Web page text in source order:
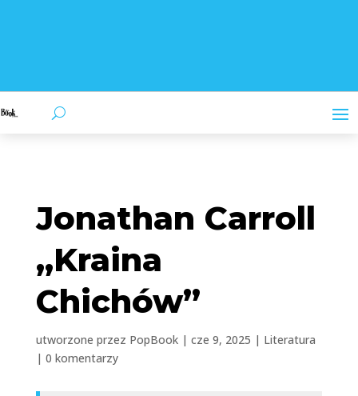
Jonathan Carroll
„Kraina
Chichów”
utworzone przez PopBook| cze 9, 2025 | Literatura
| 0 komentarzy